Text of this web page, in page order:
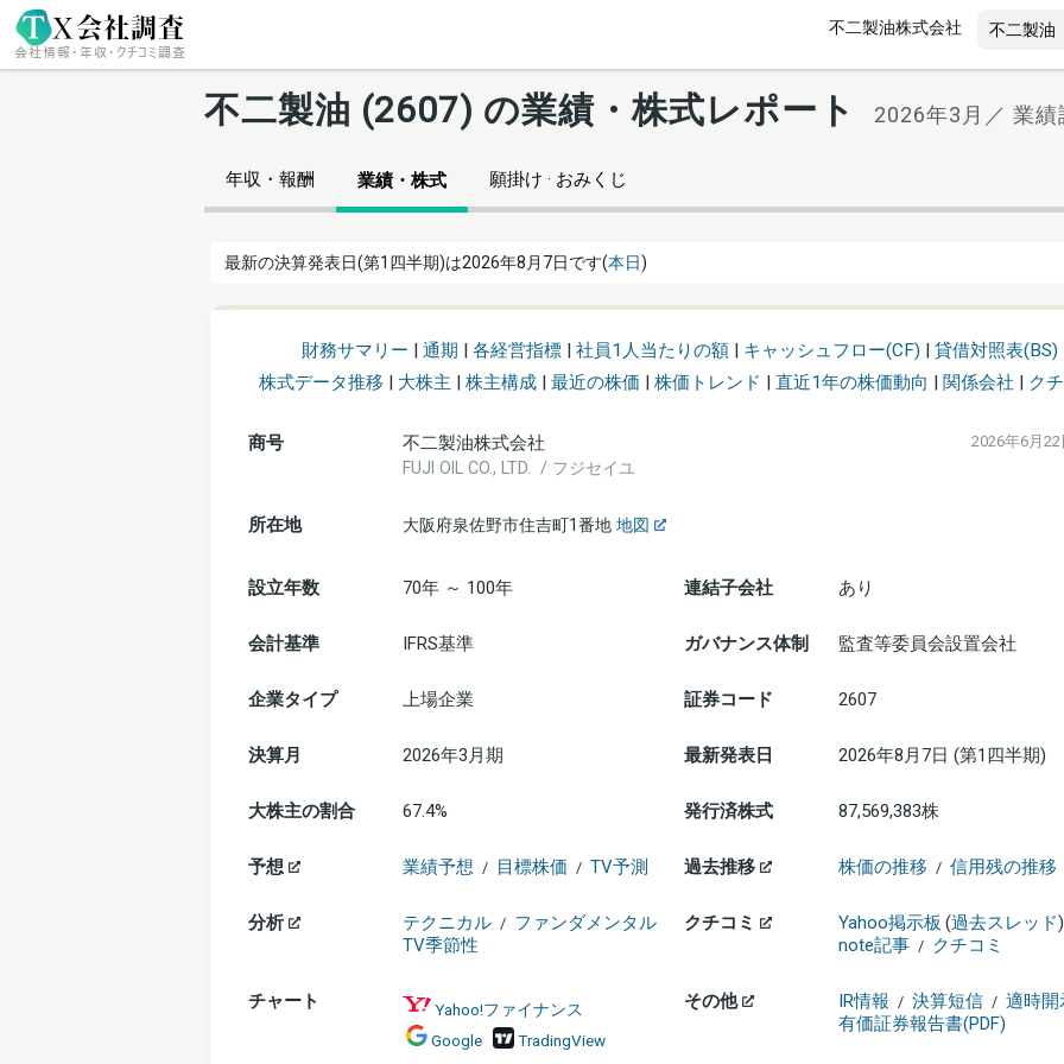
不二製油株式会社
不二製油 (2607) の業績・株式レポート 2026年3月／ 業績
年収・報酬 業績・株式 願掛け · おみくじ
最新の決算発表日(第1四半期)は2026年8月7日です(本日)
財務サマリー | 通期 | 各経営指標| 社員1人当たりの額| キャッシュフロー(CF) | 貸借対照表(BS)
株式データ推移 | 大株主 | 株主構成 | 最近の株価 | 株価トレンド | 直近1年の株価動向 | 関係会社 | ク
商号 不二製油株式会社
FUJI OIL CO., LTD. / フジセイユ
2026年6月
所在地 大阪府泉佐野市住吉町1番地 地図
設立年数 70年 ～ 100年 連結子会社 あり
会計基準 IFRS基準 ガバナンス体制 監査等委員会設置会社
企業タイプ 上場企業 証券コード 2607
決算月 2026年3月期 最新発表日 2026年8月7日 (第1四半期)
大株主の割合 67.4% 発行済株式 87,569,383株
予想 業績予想 / 目標株価 / TV予測 過去推移 株価の推移 / 信用残の推移
分析 テクニカル / ファンダメンタル
TV季節性
クチコミ Yahoo掲示板 (過去スレッド)
note記事 / クチコミ
チャート
Yahoo!ファイナンス
Google
TradingView
その他 IR情報 / 決算短信 / 適時開
有価証券報告書(PDF)